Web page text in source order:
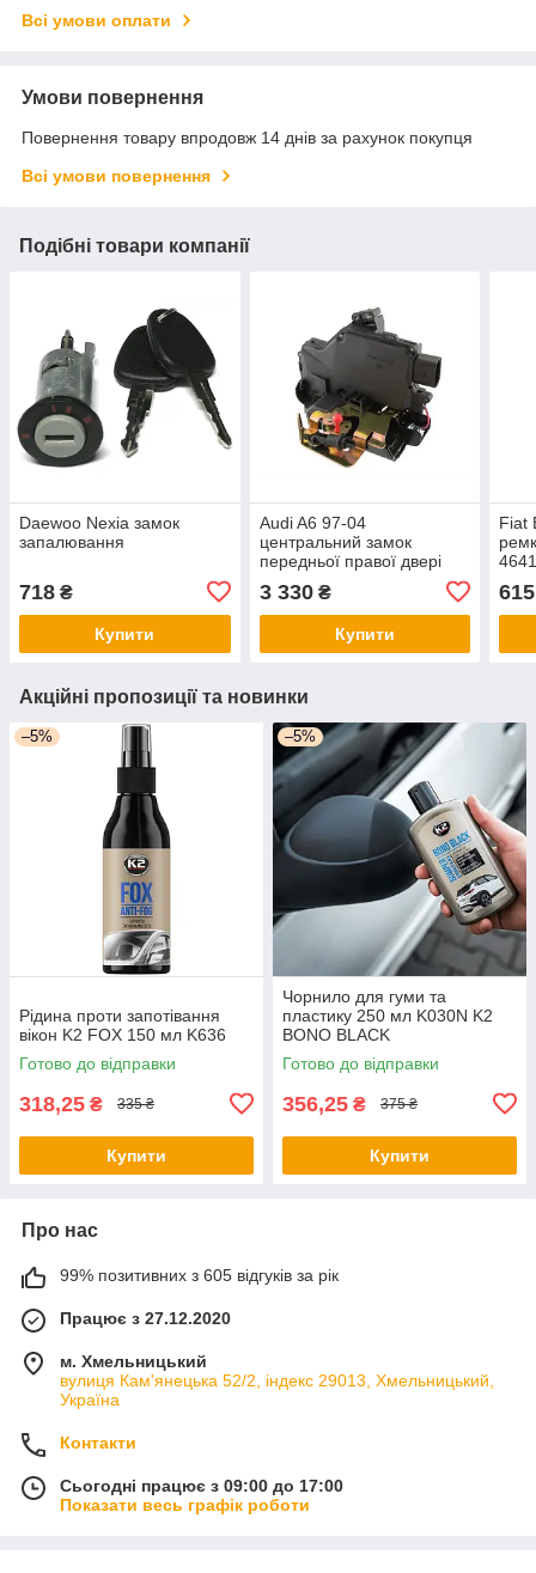
Всі умови оплати
Умови повернення
Повернення товару впродовж 14 днів за рахунок покупця
Всі умови повернення
Подібні товари компанії
Daewoo Nexia замок
запалювання
718 ₴
Купити
Audi A6 97-04
центральний замок
передньої правої двері
3 330₴
Купити
Fiat
615
Акційні пропозиції та новинки
–5%
Рідина проти запотівання
вікон K2 FOX 150 мл K636
Готово до відправки
318,25 ₴ 335 ₴
Купити
–5%
Чорнило для гуми та
пластику 250 мл K030N K2
BONO BLACK
Готово до відправки
356,25 ₴ 375 ₴
Купити
Про нас
99% позитивних з 605 відгуків за рік
Працює з 27.12.2020
м. Хмельницький
вулиця Кам'янецька 52/2, індекс 29013, Хмельницький,
Україна
Контакти
Сьогодні працює з 09:00 до 17:00
Показати весь графік роботи